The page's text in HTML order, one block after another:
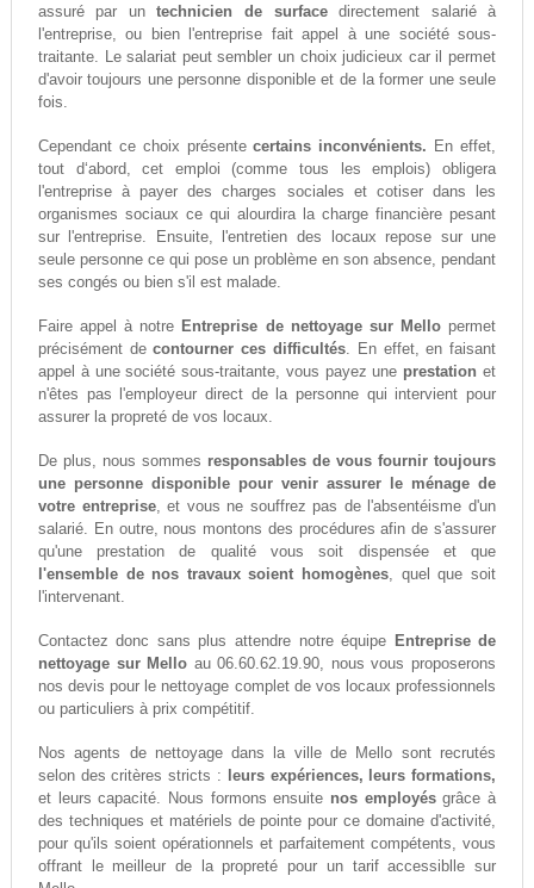
assuré par untechnicien de surfacedirectement salarié à
l'entreprise, ou bien l'entreprise fait appel à une société sous-
traitante. Le salariat peut sembler un choix judicieux car il permet
d'avoir toujours une personne disponible et de la former une seule
fois.
Cependant ce choix présentecertains inconvénients. En effet,
tout d‘abord, cet emploi (comme tous les emplois) obligera
l'entreprise à payer des charges sociales et cotiser dans les
organismes sociaux ce qui alourdira la charge financière pesant
sur l'entreprise. Ensuite, l'entretien des locaux repose sur une
seule personne ce qui pose un problème en son absence, pendant
ses congés ou bien s'il est malade.
Faire appel à notre Entreprise de nettoyage sur Mellopermet
précisément decontourner ces difficultés. En effet, en faisant
appel à une société sous-traitante, vous payez une prestation et
n'êtes pas l'employeur direct de la personne qui intervient pour
assurer la propreté de vos locaux.
De plus, nous sommes responsables de vous fournir toujours
une personne disponible pour venir assurer le ménage de
votre entreprise, et vous ne souffrez pas de l'absentéisme d'un
salarié. En outre, nous montons des procédures afin de s'assurer
qu'une prestation de qualité vous soit dispensée et que
l'ensemble de nos travaux soient homogènes, quel que soit
l'intervenant.
Contactez donc sans plus attendre notre équipe Entreprise de
nettoyage sur Mello au 06.60.62.19.90, nous vous proposerons
nos devis pour le nettoyage complet de vos locaux professionnels
ou particuliers à prix compétitif.
Nos agents de nettoyage dans la ville de Mello sont recrutés
selon des critères stricts :
leurs expériences, leurs formations,
et leurs capacité. Nous formons ensuite nos employésgrâce à
des techniques et matériels de pointe pour ce domaine d'activité,
pour qu'ils soient opérationnels et parfaitement compétents, vous
offrant le meilleur de la propreté pour un tarif accessiblle sur